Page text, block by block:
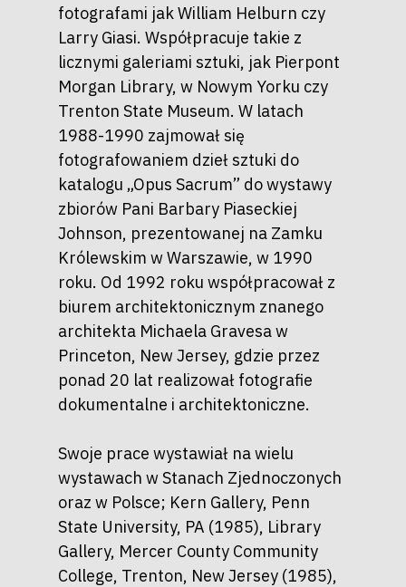
fotografami jak William Helburn czy
Larry Giasi. Współpracuje takie z
licznymi galeriami sztuki, jak Pierpont
Morgan Library, w Nowym Yorku czy
Trenton State Museum. W latach
1988-1990 zajmował się
fotografowaniem dzieł sztuki do
katalogu „Opus Sacrum” do wystawy
zbiorów Pani Barbary Piaseckiej
Johnson, prezentowanej na Zamku
Królewskim w Warszawie, w 1990
roku. Od 1992 roku współpracował z
biurem architektonicznym znanego
architekta Michaela Gravesa w
Princeton, New Jersey, gdzie przez
ponad 20 lat realizował fotografie
dokumentalne i architektoniczne.
Swoje prace wystawiał na wielu
wystawach w Stanach Zjednoczonych
oraz w Polsce; Kern Gallery, Penn
State University, PA (1985), Library
Gallery, Mercer County Community
College, Trenton, New Jersey (1985),